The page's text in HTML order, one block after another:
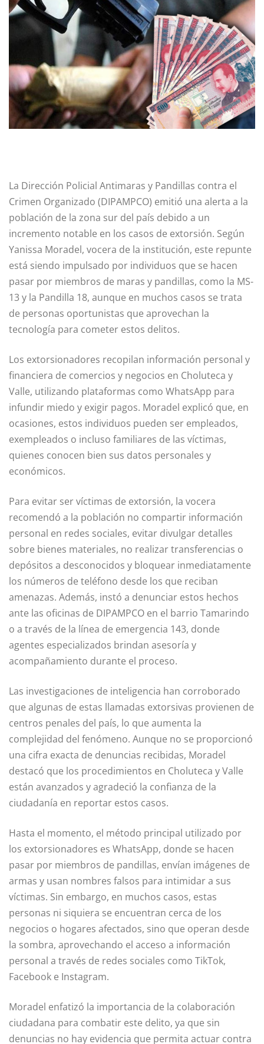
La Dirección Policial Antimaras y Pandillas contra el
Crimen Organizado (DIPAMPCO) emitió una alerta a la
población de la zona sur del país debido a un
incremento notable en los casos de extorsión. Según
Yanissa Moradel, vocera de la institución, este repunte
está siendo impulsado por individuos que se hacen
pasar por miembros de maras y pandillas, como la MS-
13 y la Pandilla 18, aunque en muchos casos se trata
de personas oportunistas que aprovechan la
tecnología para cometer estos delitos.
Los extorsionadores recopilan información personal y
financiera de comercios y negocios en Choluteca y
Valle, utilizando plataformas como WhatsApp para
infundir miedo y exigir pagos. Moradel explicó que, en
ocasiones, estos individuos pueden ser empleados,
exempleados o incluso familiares de las víctimas,
quienes conocen bien sus datos personales y
económicos.
Para evitar ser víctimas de extorsión, la vocera
recomendó a la población no compartir información
personal en redes sociales, evitar divulgar detalles
sobre bienes materiales, no realizar transferencias o
depósitos a desconocidos y bloquear inmediatamente
los números de teléfono desde los que reciban
amenazas. Además, instó a denunciar estos hechos
ante las oficinas de DIPAMPCO en el barrio Tamarindo
o a través de la línea de emergencia 143, donde
agentes especializados brindan asesoría y
acompañamiento durante el proceso.
Las investigaciones de inteligencia han corroborado
que algunas de estas llamadas extorsivas provienen de
centros penales del país, lo que aumenta la
complejidad del fenómeno. Aunque no se proporcionó
una cifra exacta de denuncias recibidas, Moradel
destacó que los procedimientos en Choluteca y Valle
están avanzados y agradeció la confianza de la
ciudadanía en reportar estos casos.
Hasta el momento, el método principal utilizado por
los extorsionadores es WhatsApp, donde se hacen
pasar por miembros de pandillas, envían imágenes de
armas y usan nombres falsos para intimidar a sus
víctimas. Sin embargo, en muchos casos, estas
personas ni siquiera se encuentran cerca de los
negocios o hogares afectados, sino que operan desde
la sombra, aprovechando el acceso a información
personal a través de redes sociales como TikTok,
Facebook e Instagram.
Moradel enfatizó la importancia de la colaboración
ciudadana para combatir este delito, ya que sin
denuncias no hay evidencia que permita actuar contra